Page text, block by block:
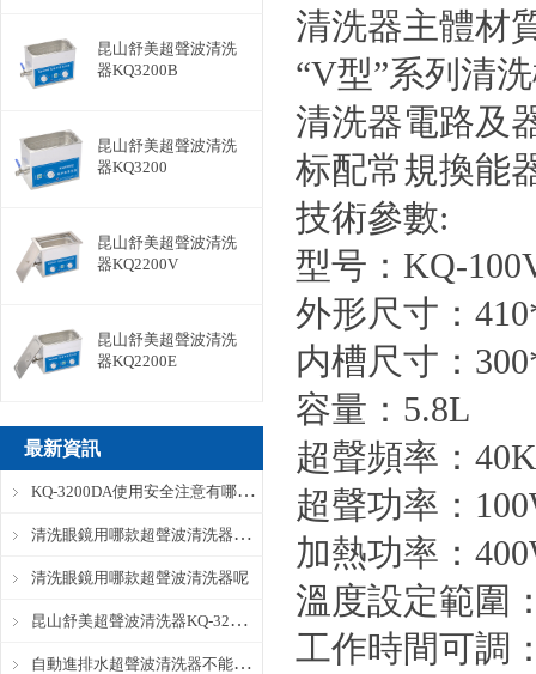
昆山舒美超聲波清洗
器KQ3200B
昆山舒美超聲波清洗
器KQ3200
昆山舒美超聲波清洗
器KQ2200V
昆山舒美超聲波清洗
器KQ2200E
最新資訊
KQ-3200DA使用安全注意有哪些？
清洗眼鏡用哪款超聲波清洗器呢？
清洗眼鏡用哪款超聲波清洗器呢
昆山舒美超聲波清洗器KQ-3200DA完整參數
自動進排水超聲波清洗器不能自動進水怎麽辦？
清洗器主體材
“V型”系列清
清洗器電路及
标配常規換能
技術參數:
型号：KQ-
外形尺
内槽尺寸：
容量：5.8L
超聲頻率：
超聲功率：
加熱功率：
溫度設定範圍
工作時間可調